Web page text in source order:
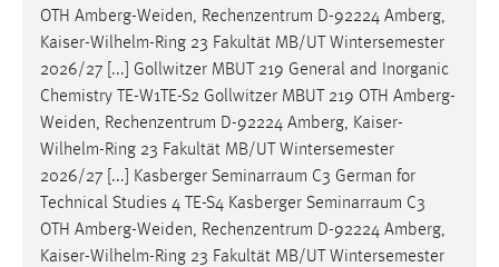
OTH Amberg-Weiden, Rechenzentrum D-92224 Amberg,
Kaiser-Wilhelm-Ring 23 Fakultät MB/UT Wintersemester
2026/27 [...] Gollwitzer MBUT 219 General and Inorganic
Chemistry TE-W1TE-S2 Gollwitzer MBUT 219 OTH Amberg-
Weiden, Rechenzentrum D-92224 Amberg, Kaiser-
Wilhelm-Ring 23 Fakultät MB/UT Wintersemester
2026/27 [...] Kasberger Seminarraum C3 German for
Technical Studies 4 TE-S4 Kasberger Seminarraum C3
OTH Amberg-Weiden, Rechenzentrum D-92224 Amberg,
Kaiser-Wilhelm-Ring 23 Fakultät MB/UT Wintersemester
Für performante Seitenauslieferung wird in diesem Cookie
gespeichert, ob man eingeloggt ist.
Sprachpräferenz
Name:
site-language-preference
Zweck:
Das Cookie speichert die gewählte Sprache der Website.